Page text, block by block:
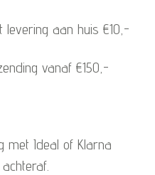
levering aan huis €10,-
vanaf €150,-
met Ideal of Klarna
achteraf.